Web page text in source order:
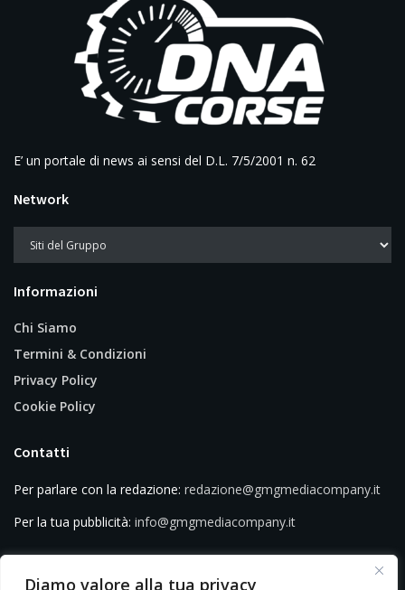
Diamo valore alla tua privacy
E’ un portale di news ai sensi del D.L. 7/5/2001 n. 62
Network
Informazioni
Chi Siamo
Termini & Condizioni
Privacy Policy
Cookie Policy
Contatti
Per parlare con la redazione: redazione@gmgmediacompany.it
Per la tua pubblicità: info@gmgmediacompany.it